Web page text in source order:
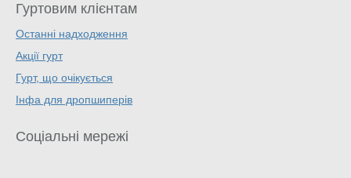
Гуртовим клієнтам
Останні надходження
Акції гурт
Гурт, що очікується
Інфа для дропшиперів
Соціальні мережі